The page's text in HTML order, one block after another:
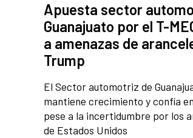
Apuesta sector
Guanajuato por el T-
a amenazas de
Trump
El Sector automotriz de
mantiene crecimiento y confía
pese a la incertidumbre por los
de Estados Unidos